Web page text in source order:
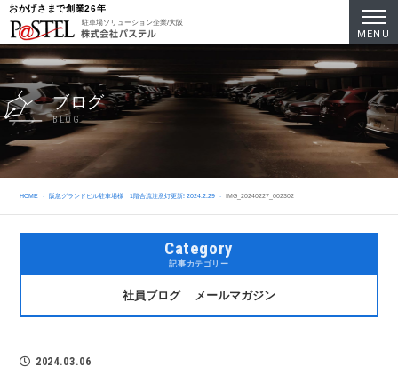
おかげさまで創業26年
駐車場ソリューション企業/大阪
ブログ
BLOG
HOME 阪急グランドビル駐車場様 1階合流注意灯更新! 2024.2.29 IMG_20240227_002302
Category
記事カテゴリー
社員ブログ メールマガジン
2024.03.06
MENU